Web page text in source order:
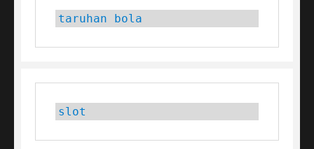
taruhan bola
slot